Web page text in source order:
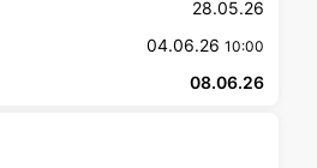
28.05.26
04.06.26 10:00
08.06.26